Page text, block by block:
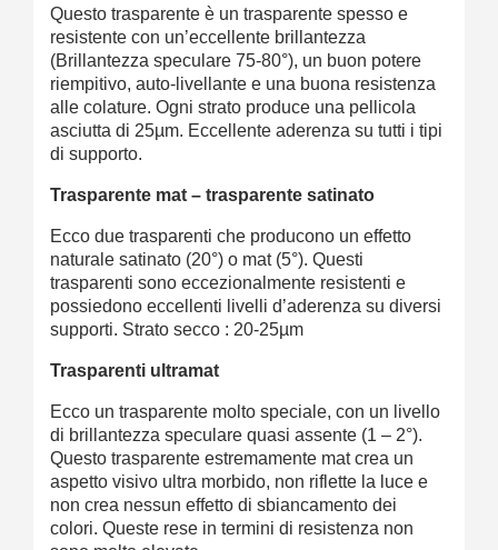
Questo trasparente è un trasparente spesso e
resistente con un’eccellente brillantezza
(Brillantezza speculare 75-80°), un buon potere
riempitivo, auto-livellante e una buona resistenza
alle colature. Ogni strato produce una pellicola
asciutta di 25µm. Eccellente aderenza su tutti i tipi
di supporto.
Trasparente mat – trasparente satinato
Ecco due trasparenti che producono un effetto
naturale satinato (20°) o mat (5°). Questi
trasparenti sono eccezionalmente resistenti e
possiedono eccellenti livelli d’aderenza su diversi
supporti. Strato secco : 20-25µm
Trasparenti ultramat
Ecco un trasparente molto speciale, con un livello
di brillantezza speculare quasi assente (1 – 2°).
Questo trasparente estremamente mat crea un
aspetto visivo ultra morbido, non riflette la luce e
non crea nessun effetto di sbiancamento dei
colori. Queste rese in termini di resistenza non